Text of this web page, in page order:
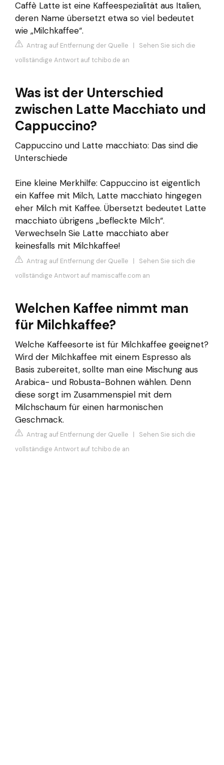
Caffè Latte ist eine Kaffeespezialität aus Italien,
deren Name übersetzt etwa so viel bedeutet
wie „Milchkaffee“.
Antrag auf Entfernung der Quelle | Sehen Sie sich die
vollständige Antwort auf tchibo.de an
Was ist der Unterschied
zwischen Latte Macchiato und
Cappuccino?
Cappuccino und Latte macchiato: Das sind die
Unterschiede
Eine kleine Merkhilfe: Cappuccino ist eigentlich
ein Kaffee mit Milch, Latte macchiato hingegen
eher Milch mit Kaffee. Übersetzt bedeutet Latte
macchiato übrigens „befleckte Milch“.
Verwechseln Sie Latte macchiato aber
keinesfalls mit Milchkaffee!
Antrag auf Entfernung der Quelle | Sehen Sie sich die
vollständige Antwort auf mamiscaffe.com an
Welchen Kaffee nimmt man
für Milchkaffee?
Welche Kaffeesorte ist für Milchkaffee geeignet?
Wird der Milchkaffee mit einem Espresso als
Basis zubereitet, sollte man eine Mischung aus
Arabica- und Robusta-Bohnen wählen. Denn
diese sorgt im Zusammenspiel mit dem
Milchschaum für einen harmonischen
Geschmack.
Antrag auf Entfernung der Quelle | Sehen Sie sich die
vollständige Antwort auf tchibo.de an